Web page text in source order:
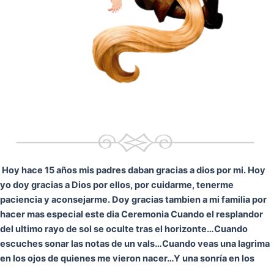
Hoy hace 15 años mis padres daban gracias a dios por mi. Hoy
yo doy gracias a Dios por ellos, por cuidarme, tenerme
paciencia y aconsejarme. Doy gracias tambien a mi familia por
hacer mas especial este dia CeremoniaCuando el resplandor
del ultimo rayo de sol se oculte tras el horizonte…Cuando
escuches sonar las notas de un vals…Cuando veas una lagrima
en los ojos de quienes me vieron nacer…Y una sonría en los